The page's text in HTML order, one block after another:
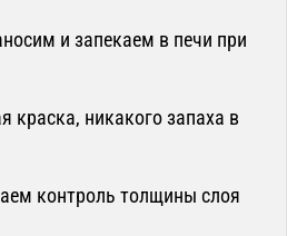
и запекаем в печи при
краска, никакого запаха в
контроль толщины слоя